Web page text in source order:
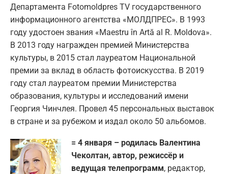
Департамента Fotomoldpres TV государственного
информационного агентства «МОЛДПРЕС». В 1993
году удостоен звания «Maestru în Artă al R. Moldova».
В 2013 году награжден премией Министерства
культуры, в 2015 стал лауреатом Национальной
премии за вклад в область фотоискусства. В 2019
году стал лауреатом премии Министерства
образования, культуры и исследований имени
Георгия Чинчлея. Провел 45 персональных выставок
в стране и за рубежом и издал около 50 альбомов.
= 4 января – родилась Валентина
Чеколтан, автор, режиссёр и
ведущая телепрограмм, редактор,